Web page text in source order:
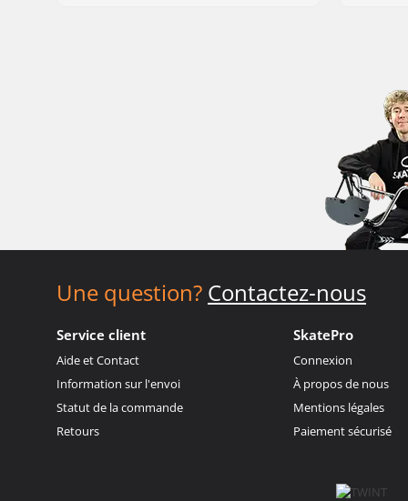
Une question? Contactez-nous
Service client
Aide et Contact
Information sur l'envoi
Statut de la commande
Retours
SkatePro
Connexion
À propos de nous
Mentions légales
Paiement sécurisé